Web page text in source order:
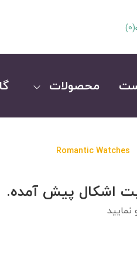
(
0
)
محصولات
Romantic Watches
اشکال پیش آمده.